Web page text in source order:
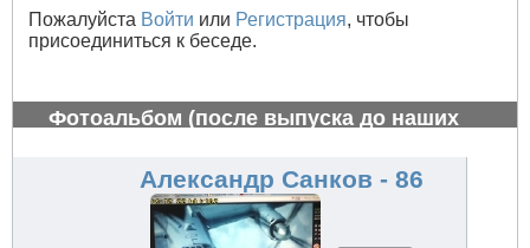
Пожалуйста Войти или Регистрация, чтобы
присоединиться к беседе.
Фотоальбом (после выпуска до наших
Александр Санков - 86